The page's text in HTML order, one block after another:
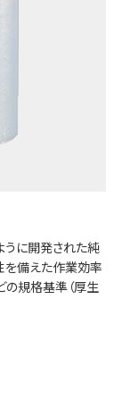
に開発された純
を備えた作業効率
の規格基準（厚生